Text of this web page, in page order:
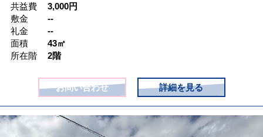
共益費
3,000円
敷金
--
礼金
--
面積
43㎡
所在階
2階
お問い合わせ 詳細を見る